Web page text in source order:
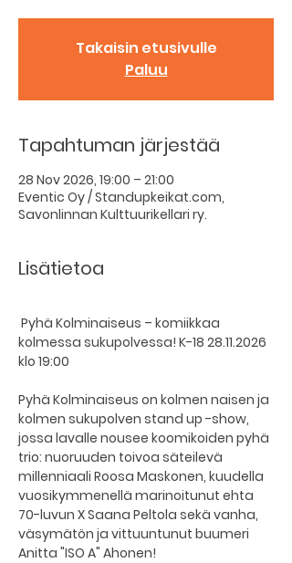
Takaisin etusivulle
Paluu
Tapahtuman järjestää
28 Nov 2026, 19:00 – 21:00
Eventic Oy / Standupkeikat.com,
Savonlinnan Kulttuurikellari ry.
Lisätietoa
Pyhä Kolminaiseus – komiikkaa
kolmessa sukupolvessa! K-18 28.11.2026
klo 19:00
Pyhä Kolminaiseus on kolmen naisen ja
kolmen sukupolven stand up -show,
jossa lavalle nousee koomikoiden pyhä
trio: nuoruuden toivoa säteilevä
millenniaali Roosa Maskonen, kuudella
vuosikymmenellä marinoitunut ehta
70-luvun X Saana Peltola sekä vanha,
väsymätön ja vittuuntunut buumeri
Anitta "ISO A" Ahonen!